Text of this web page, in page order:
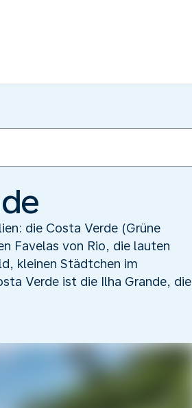
die Costa Verde (Grüne
Favelas von Rio, die lauten
kleinen Städtchen im
Verde ist die Ilha Grande, die